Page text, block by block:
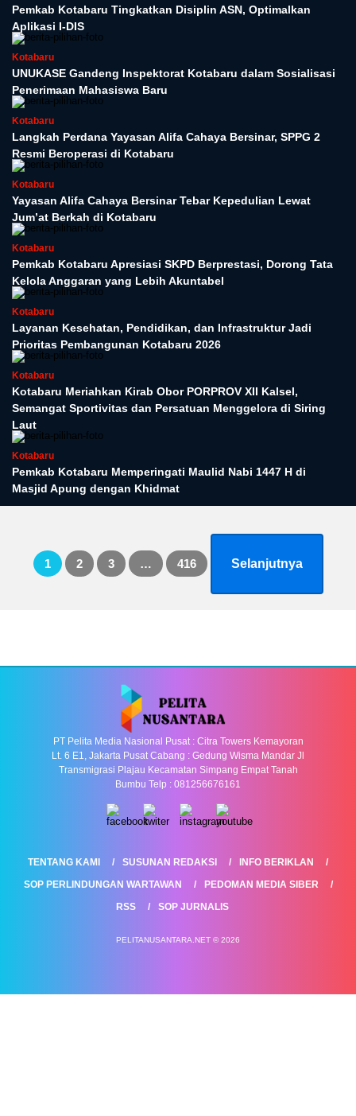
Pemkab Kotabaru Tingkatkan Disiplin ASN, Optimalkan
Aplikasi I-DIS
Kotabaru
UNUKASE Gandeng Inspektorat Kotabaru dalam Sosialisasi
Penerimaan Mahasiswa Baru
Kotabaru
Langkah Perdana Yayasan Alifa Cahaya Bersinar, SPPG 2
Resmi Beroperasi di Kotabaru
Kotabaru
Yayasan Alifa Cahaya Bersinar Tebar Kepedulian Lewat
Jum’at Berkah di Kotabaru
Kotabaru
Pemkab Kotabaru Apresiasi SKPD Berprestasi, Dorong Tata
Kelola Anggaran yang Lebih Akuntabel
Kotabaru
Layanan Kesehatan, Pendidikan, dan Infrastruktur Jadi
Prioritas Pembangunan Kotabaru 2026
Kotabaru
Kotabaru Meriahkan Kirab Obor PORPROV XII Kalsel,
Semangat Sportivitas dan Persatuan Menggelora di Siring
Laut
Kotabaru
Pemkab Kotabaru Memperingati Maulid Nabi 1447 H di
Masjid Apung dengan Khidmat
Paginasi
1 2 3 … 416 Selanjutnya
PT Pelita Media Nasional Pusat : Citra Towers Kemayoran
Lt. 6 E1, Jakarta Pusat Cabang : Gedung Wisma Mandar Jl
Transmigrasi Plajau Kecamatan Simpang Empat Tanah
Bumbu Telp : 081256676161
TENTANG KAMI SUSUNAN REDAKSI
INFO BERIKLAN
SOP PERLINDUNGAN WARTAWAN
PEDOMAN MEDIA SIBER
RSS
SOP JURNALIS
PELITANUSANTARA.NET © 2026